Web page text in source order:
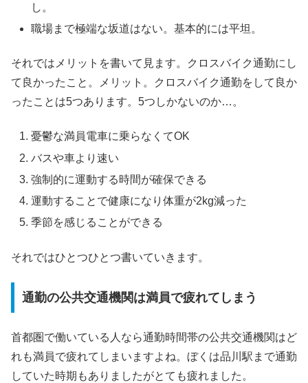
し。
職場まで極端な坂道はない。基本的には平坦。
それではメリットを書いて見ます。クロスバイク通勤にし
て良かったこと。メリット。クロスバイク通勤をして良か
ったことは5つあります。5つしかないのか…。
憂鬱な満員電車に乗らなくてOK
バスや車より速い
強制的に運動する時間が確保できる
運動することで健康になり体重が2kg減った
季節を感じることができる
それではひとつひとつ書いていきます。
通勤の公共交通機関は満員で疲れてしまう
首都圏で働いている人なら通勤時間帯の公共交通機関はど
れも満員で疲れてしまいますよね。ぼくは品川駅まで通勤
していた時期もありましたがとても疲れました。